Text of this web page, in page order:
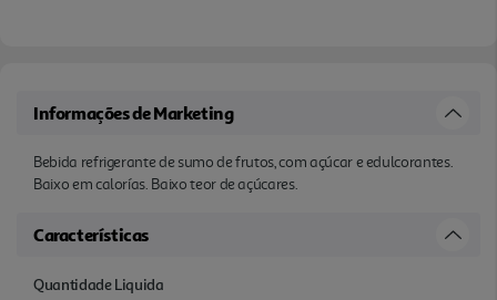
Informações de Marketing
Bebida refrigerante de sumo de frutos, com açúcar e edulcorantes.
Baixo em calorías. Baixo teor de açúcares.
Características
Quantidade Liquida